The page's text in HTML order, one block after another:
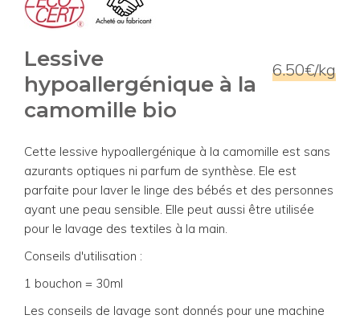
6.50€/kg
Lessive
hypoallergénique à la
camomille bio
Cette lessive hypoallergénique à la camomille est sans
azurants optiques ni parfum de synthèse. Ele est
parfaite pour laver le linge des bébés et des personnes
ayant une peau sensible. Elle peut aussi être utilisée
pour le lavage des textiles à la main.
Conseils d'utilisation :
1 bouchon = 30ml
Les conseils de lavage sont donnés pour une machine